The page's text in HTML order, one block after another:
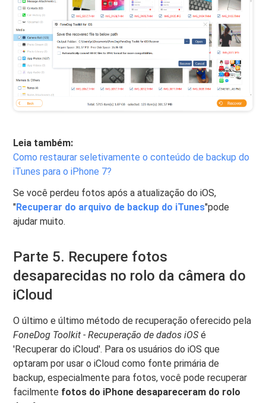
Leia também:
Como restaurar seletivamente o conteúdo de backup do
iTunes para o iPhone 7?
Se você perdeu fotos após a atualização do iOS,
"Recuperar do arquivo de backup do iTunes"pode ​​
ajudar muito.
Parte 5. Recupere fotos
desaparecidas no rolo da câmera do
iCloud
O último e último método de recuperação oferecido pela
FoneDog Toolkit - Recuperação de dados iOSé
'Recuperar do iCloud'. Para os usuários do iOS que
optaram por usar o iCloud como fonte primária de
backup, especialmente para fotos, você pode recuperar
facilmente fotos do iPhone desapareceram do rolo